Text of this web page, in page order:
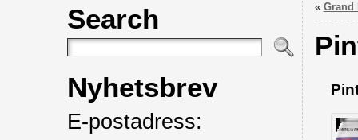
Search
Nyhetsbrev
E-postadress:
« Grand